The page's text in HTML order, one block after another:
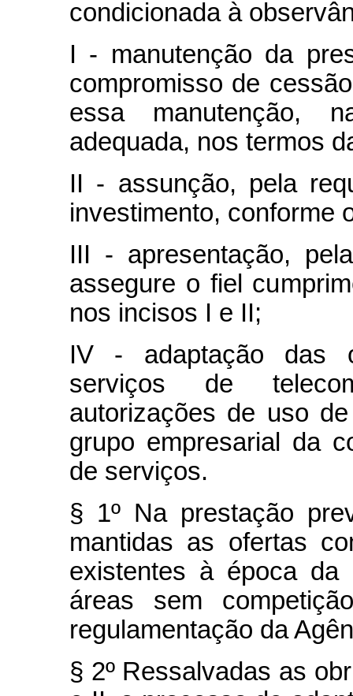
condicionada à
I - manutenção da
compromisso de
essa manutenção,
adequada, nos termos
II - assunção, pela
investimento, conforme
III - apresentação,
assegure o fiel
nos incisos I e II;
IV - adaptação das
serviços de
autorizações de uso
grupo empresarial da
de serviços.
§ 1º Na prestação
mantidas as ofertas
existentes à época da
áreas sem
regulamentação da
§ 2º Ressalvadas as